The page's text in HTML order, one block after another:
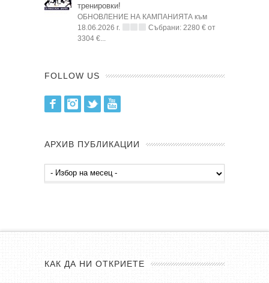
тренировки!
ОБНОВЛЕНИЕ НА КАМПАНИЯТА към
18.06.2026 г.
Събрани: 2280 € от
3304 €...
FOLLOW US
FacebookInstagram
Twitter
АРХИВ ПУБЛИКАЦИИ
Архив
публикации
КАК ДА НИ ОТКРИЕТЕ